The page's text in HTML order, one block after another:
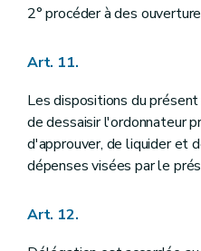
2° procéder à des
Art. 11.
Les dispositions du
de dessaisir l'ordonnateur
d'approuver, de liquider et
dépenses visées par le
Art. 12.